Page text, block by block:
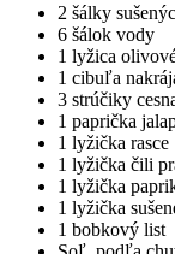
2 šálky
6 šálok vody
1 lyžica
1 cibuľa
3 strúčiky
1 paprička
1 lyžička rasce
1 lyžička čili
1 lyžička
1 lyžička
1 bobkový list